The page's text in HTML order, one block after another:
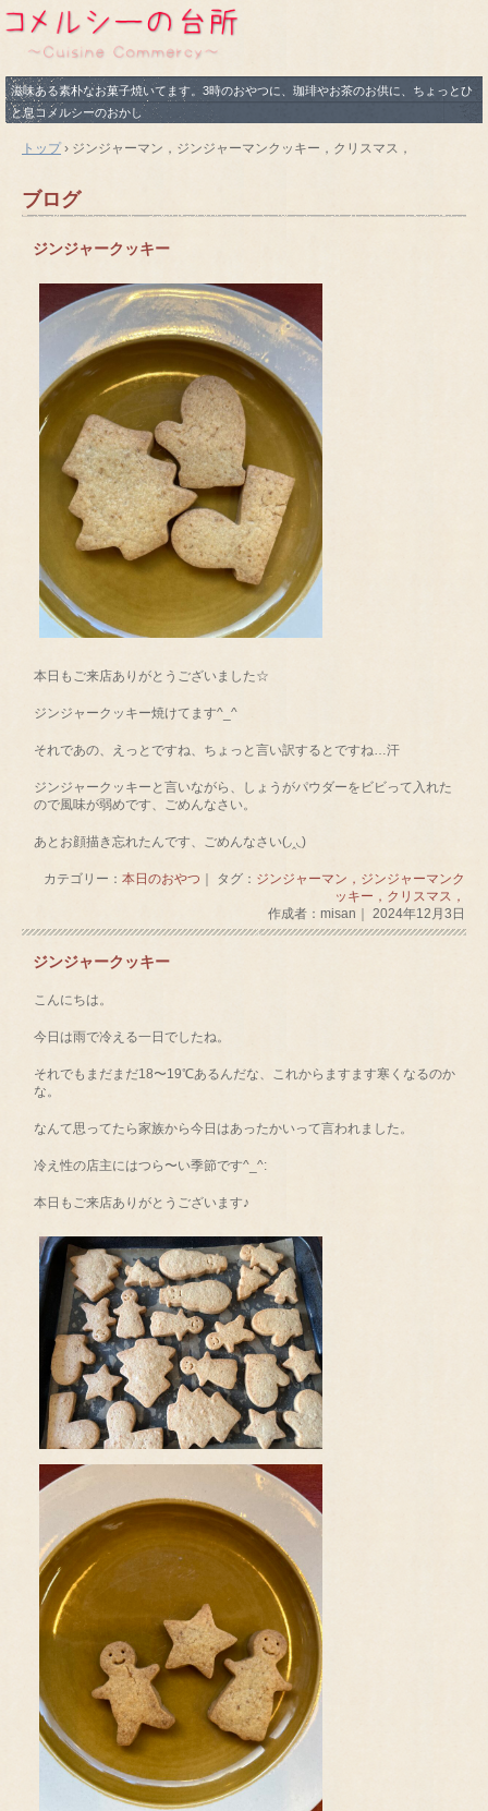
滋味ある素朴なお菓子焼いてます。3時のおやつに、珈琲やお茶のお供に、ちょっとひ
と息コメルシーのおかし
トップ› ジンジャーマン，ジンジャーマンクッキー，クリスマス，
ブログ
ジンジャークッキー
本日もご来店ありがとうございました☆
ジンジャークッキー焼けてます^_^
それであの、えっとですね、ちょっと言い訳するとですね…汗
ジンジャークッキーと言いながら、しょうがパウダーをビビって入れた
ので風味が弱めです、ごめんなさい。
あとお顔描き忘れたんです、ごめんなさい(◞‸◟)
カテゴリー： 本日のおやつ ｜ タグ： ジンジャーマン，ジンジャーマンク
ッキー，クリスマス，
作成者：misan｜ 2024年12月3日
ジンジャークッキー
こんにちは。
今日は雨で冷える一日でしたね。
それでもまだまだ18〜19℃あるんだな、これからますます寒くなるのか
な。
なんて思ってたら家族から今日はあったかいって言われました。
冷え性の店主にはつら〜い季節です^_^:
本日もご来店ありがとうございます♪